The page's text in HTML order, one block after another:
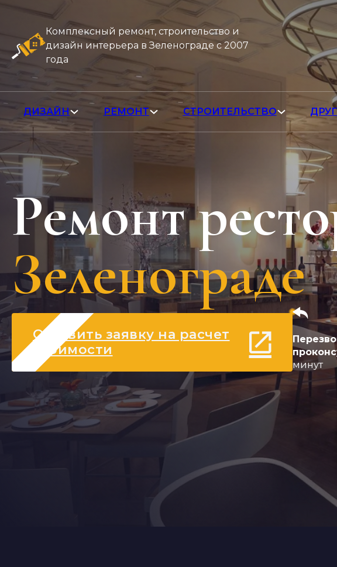
Комплексный ремонт, строительство и
дизайн интерьера в Зеленограде с 2007
года
ДИЗАЙН РЕМОНТ СТРОИТЕЛЬСТВО
Ремонт
Зеленограде
Оставить заявку на расчет
стоимости
минут